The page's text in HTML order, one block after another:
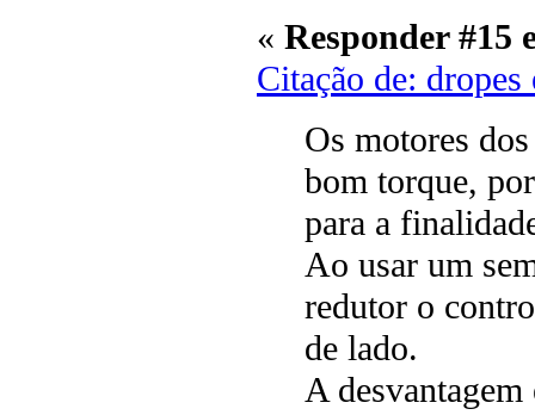
« Responder #15
Citação de:
Os motores
bom torque,
para a
Ao usar um
redutor o
de lado.
A